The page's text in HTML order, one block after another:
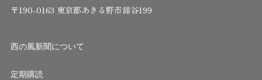
〒190-0163 東京都あきる野市舘谷199
西の風新聞について
定期購読